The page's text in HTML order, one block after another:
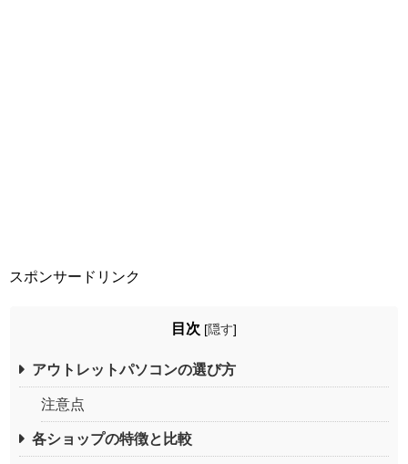
スポンサードリンク
目次 [隠す]
アウトレットパソコンの選び方
注意点
各ショップの特徴と比較